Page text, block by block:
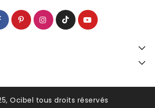
Ocibel tous droits réservés